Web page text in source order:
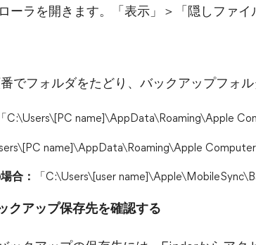
ーラを開きます。「表示」＞「隠しファイ
でフォルダをたどり、バックアップフォル
「C:\Users\[PC name]\AppData\Roaming\Apple
name]\AppData\Roaming\Apple
合： 「C:\Users\[user
クアップ保存先を確認する